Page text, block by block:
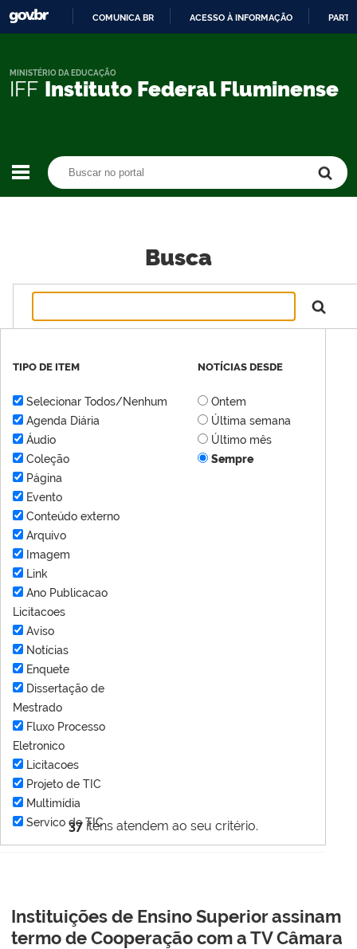
CONTEÚDO
COMUNICA BR ACESSO À INFORMAÇÃO
IFF Instituto Federal Fluminense
MINISTÉRIO DA EDUCAÇÃO
Busca
37itens atendem ao seu critério.
TIPO DE ITEM
Selecionar Todos/Nenhum
Agenda Diária
Áudio
Coleção
Página
Evento
Conteúdo externo
Arquivo
Imagem
Link
Ano Publicacao
Licitacoes
Aviso
Notícias
Enquete
Dissertação de
Mestrado
Fluxo Processo
Eletronico
Licitacoes
Projeto de TIC
Multimídia
Servico de TIC
NOTÍCIAS DESDE
Ontem
Última semana
Último mês
Sempre
Instituições de Ensino Superior assinam
termo de Cooperação com a TV Câmara